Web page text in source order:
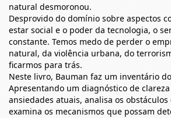
natural desmoronou.
Desprovido do domínio sobre aspectos
estar social e o poder da tecnologia, o
constante. Temos medo de perder o
natural, da violência urbana, do
ficarmos para trás.
Neste livro, Bauman faz um inventário
Apresentando um diagnóstico de
ansiedades atuais, analisa os
examina os mecanismos que possam